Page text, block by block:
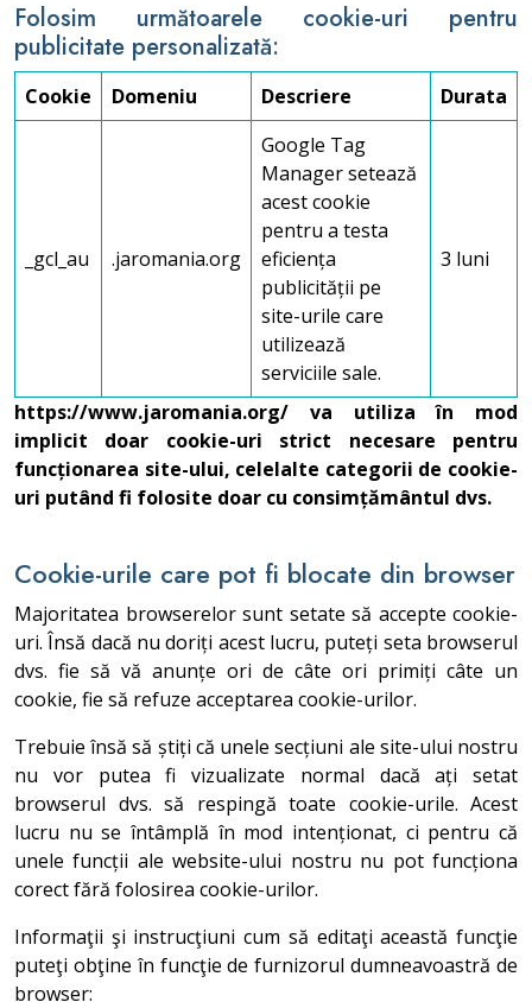
Folosim următoarele cookie-uri pentru
publicitate personalizată:
Cookie Domeniu Descriere Durata
_gcl_au .jaromania.org
Google Tag
Manager setează
acest cookie
pentru a testa
eficiența
publicității pe
site-urile care
utilizează
serviciile sale.
3 luni
https://www.jaromania.org/ va utiliza în mod
implicit doar cookie-uri strict necesare pentru
funcționarea site-ului, celelalte categorii de cookie-
uri putând fi folosite doar cu consimțământul dvs.
Cookie-urile care pot fi blocate din browser
Majoritatea browserelor sunt setate să accepte cookie-
uri. Însă dacă nu doriți acest lucru, puteți seta browserul
dvs. fie să vă anunțe ori de câte ori primiți câte un
cookie, fie să refuze acceptarea cookie-urilor.
Trebuie însă să știți că unele secțiuni ale site-ului nostru
nu vor putea fi vizualizate normal dacă ați setat
browserul dvs. să respingă toate cookie-urile. Acest
lucru nu se întâmplă în mod intenționat, ci pentru că
unele funcții ale website-ului nostru nu pot funcționa
corect fără folosirea cookie-urilor.
Informaţii şi instrucţiuni cum să editaţi această funcţie
puteţi obţine în funcţie de furnizorul dumneavoastră de
browser: